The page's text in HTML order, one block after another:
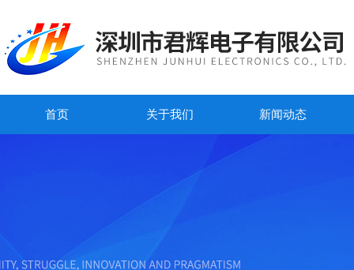
首页 关于我们 新闻动态